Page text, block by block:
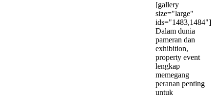
[gallery
size="large"
ids="1483,1484"]
Dalam dunia
pameran dan
exhibition,
property event
lengkap
memegang
peranan penting
untuk